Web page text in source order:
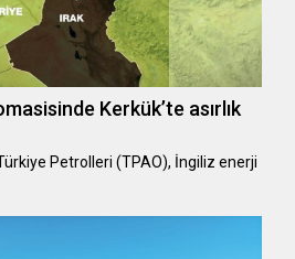
Kerkük’te asırlık
Petrolleri (TPAO), İngiliz enerji